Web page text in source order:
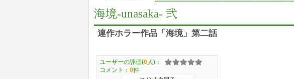
海境-unasaka- 弐
連作ホラー作品「海境」第二話
ユーザーの評価(0 人)：
コメント： 0件